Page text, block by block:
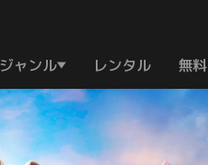
ジャンル レンタル 無料